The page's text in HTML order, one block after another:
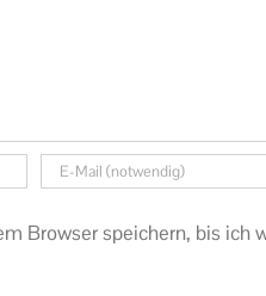
Browser speichern, bis ich